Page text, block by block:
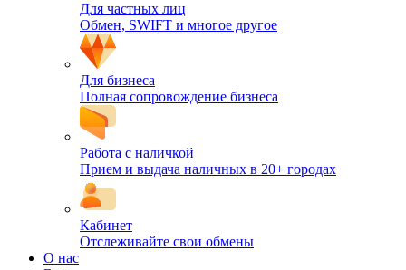
Для частных лиц
Обмен, SWIFT и многое другое
Для бизнеса
Полная сопровождение бизнеса
Работа с наличкой
Прием и выдача наличных в 20+ городах
Кабинет
Отслеживайте свои обмены
О нас